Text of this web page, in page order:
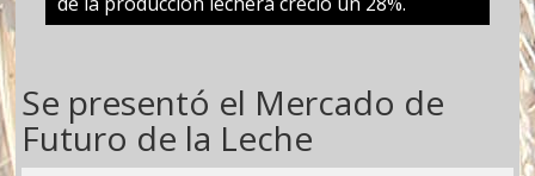
Se presentó el Mercado de
Futuro de la Leche